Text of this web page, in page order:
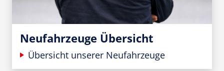
Neufahrzeuge Übersicht
Übersicht unserer Neufahrzeuge